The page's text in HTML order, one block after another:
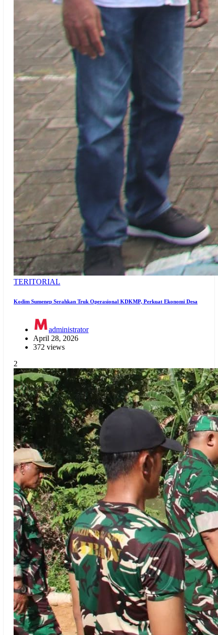
TERITORIAL
Kodim Sumenep Serahkan Truk Operasional KDKMP, Perkuat Ekonomi Desa
administrator
April 28, 2026
372 views
2